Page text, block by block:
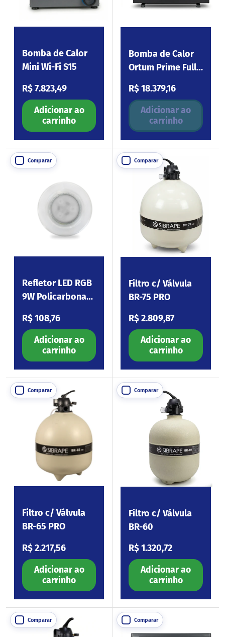
Bomba de Calor
Mini Wi-Fi S15
Preço normal
R$ 7.823,49
Adicionar ao
carrinho
Bomba de Calor
Ortum Prime Full
Preço normal
R$ 18.379,16
Adicionar ao
carrinho
Comparar
Refletor LED RGB
9W Policarbonato
Preço normal
R$ 108,76
Adicionar ao
carrinho
Comparar
Filtro c/ Válvula
BR-75 PRO
Preço normal
R$ 2.809,87
Adicionar ao
carrinho
Comparar
Filtro c/ Válvula
BR-65 PRO
Preço normal
R$ 2.217,56
Adicionar ao
carrinho
Comparar
Filtro c/ Válvula
BR-60
Preço normal
R$ 1.320,72
Adicionar ao
carrinho
Comparar Comparar